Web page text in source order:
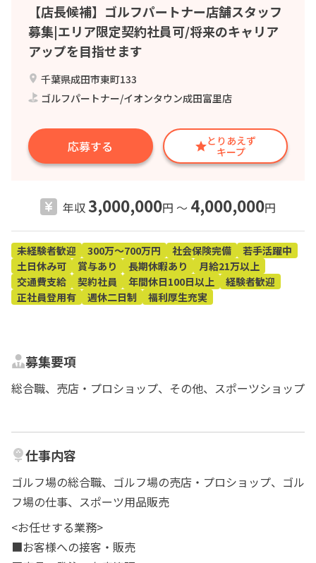
【店長候補】ゴルフパートナー店舗スタッフ
募集|エリア限定契約社員可/将来のキャリア
アップを目指せます
千葉県成田市東町133
ゴルフパートナー/イオンタウン成田富里店
応募する
とりあえず
キープ
年収3,000,000円 〜 4,000,000円
未経験者歓迎 300万～700万円 社会保険完備
若手活躍中
土日休み可
賞与あり 長期休暇あり
月給21万以上
交通費支給
契約社員 年間休日100日以上
経験者歓迎
正社員登用有
週休二日制 福利厚生充実
募集要項
総合職、売店・プロショップ、その他、スポーツショップ
仕事内容
ゴルフ場の総合職、ゴルフ場の売店・プロショップ、ゴル
フ場の仕事、スポーツ用品販売
<お任せする業務>
■お客様への接客・販売